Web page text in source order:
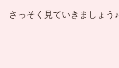
さっそく見ていきましょう♪